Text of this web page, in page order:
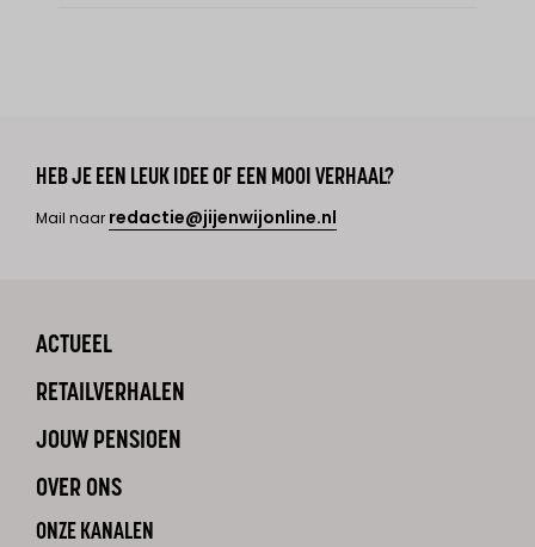
HEB JE EEN LEUK IDEE OF EEN MOOI VERHAAL?
Mail naar redactie@jijenwijonline.nl
ACTUEEL
RETAILVERHALEN
JOUW PENSIOEN
OVER ONS
ONZE KANALEN